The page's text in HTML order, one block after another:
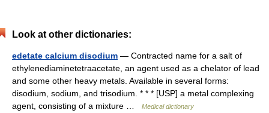
Look at other dictionaries:
edetate calcium disodium — Contracted name for a salt of
ethylenediaminetetraacetate, an agent used as a chelator of lead
and some other heavy metals. Available in several forms:
disodium, sodium, and trisodium. * * * [USP] a metal complexing
agent, consisting of a mixture …
Medical dictionary